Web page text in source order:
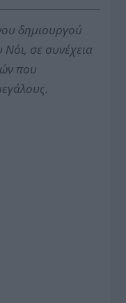
δημιουργού
σε συνέχεια
που